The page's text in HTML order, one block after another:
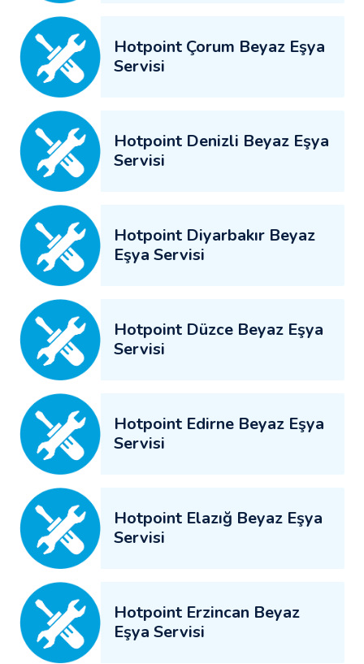
Hotpoint Çorum Beyaz Eşya
Servisi
Hotpoint Denizli Beyaz Eşya
Servisi
Hotpoint Diyarbakır Beyaz
Eşya Servisi
Hotpoint Düzce Beyaz Eşya
Servisi
Hotpoint Edirne Beyaz Eşya
Servisi
Hotpoint Elazığ Beyaz Eşya
Servisi
Hotpoint Erzincan Beyaz
Eşya Servisi